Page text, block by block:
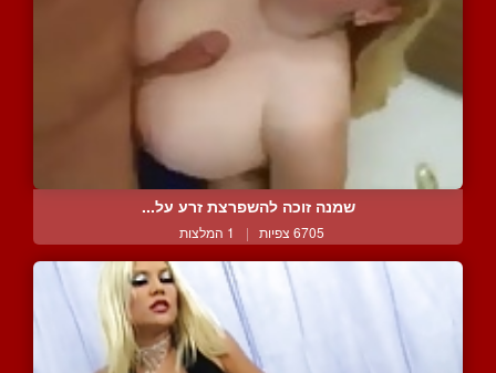
שמנה זוכה להשפרצת זרע על...
6705 צפיות | 1 המלצות